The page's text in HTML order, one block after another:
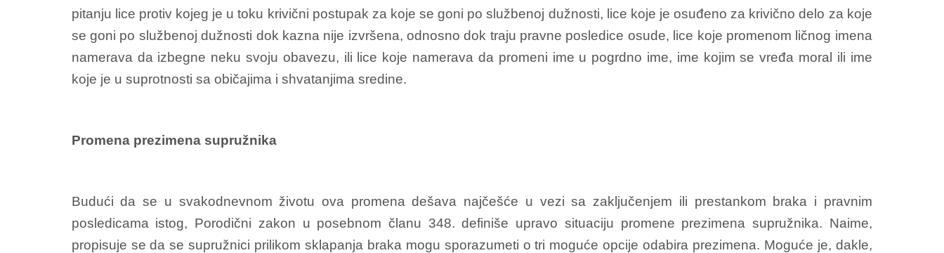
pitanju lice protiv kojeg je u toku krivični postupak za koje se goni po službenoj dužnosti, lice koje je osuđeno za krivično delo za koje
se goni po službenoj dužnosti dok kazna nije izvršena, odnosno dok traju pravne posledice osude, lice koje promenom ličnog imena
namerava da izbegne neku svoju obavezu, ili lice koje namerava da promeni ime u pogrdno ime, ime kojim se vređa moral ili ime
koje je u suprotnosti sa običajima i shvatanjima sredine.
Promena prezimena supružnika
Budući da se u svakodnevnom životu ova promena dešava najčešće u vezi sa zaključenjem ili prestankom braka i pravnim
posledicama istog, Porodični zakon u posebnom članu 348. definiše upravo situaciju promene prezimena supružnika. Naime,
propisuje se da se supružnici prilikom sklapanja braka mogu sporazumeti o tri moguće opcije odabira prezimena. Moguće je, dakle,